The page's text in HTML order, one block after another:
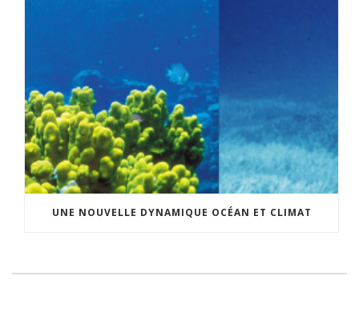
UNE NOUVELLE DYNAMIQUE OCÉAN ET CLIMAT